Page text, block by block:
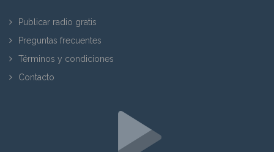
Publicar radio gratis
Preguntas frecuentes
Términos y condiciones
Contacto